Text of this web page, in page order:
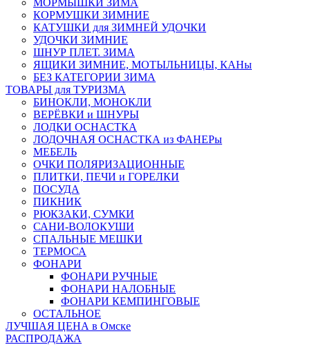
МОРМЫШКИ ЗИМА
КОРМУШКИ ЗИМНИЕ
КАТУШКИ для ЗИМНЕЙ УДОЧКИ
УДОЧКИ ЗИМНИЕ
ШНУР ПЛЕТ. ЗИМА
ЯЩИКИ ЗИМНИЕ, МОТЫЛЬНИЦЫ, КАНы
БЕЗ КАТЕГОРИИ ЗИМА
ТОВАРЫ для ТУРИЗМА
БИНОКЛИ, МОНОКЛИ
ВЕРЁВКИ и ШНУРЫ
ЛОДКИ ОСНАСТКА
ЛОДОЧНАЯ ОСНАСТКА из ФАНЕРы
МЕБЕЛЬ
ОЧКИ ПОЛЯРИЗАЦИОННЫЕ
ПЛИТКИ, ПЕЧИ и ГОРЕЛКИ
ПОСУДА
ПИКНИК
РЮКЗАКИ, СУМКИ
САНИ-ВОЛОКУШИ
СПАЛЬНЫЕ МЕШКИ
ТЕРМОСА
ФОНАРИ
ФОНАРИ РУЧНЫЕ
ФОНАРИ НАЛОБНЫЕ
ФОНАРИ КЕМПИНГОВЫЕ
ОСТАЛЬНОЕ
ЛУЧШАЯ ЦЕНА в Омске
РАСПРОДАЖА